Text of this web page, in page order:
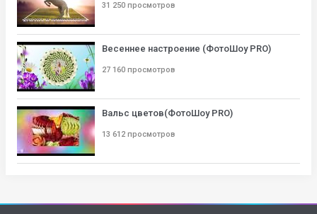
31 250 просмотров
Весеннее настроение (ФотоШоу PRO)
27 160 просмотров
Вальс цветов(ФотоШоу PRO)
13 612 просмотров